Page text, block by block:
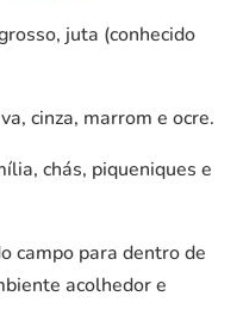
juta (conhecido
cinza, marrom e ocre.
chás, piqueniques e
campo para dentro de
acolhedor e